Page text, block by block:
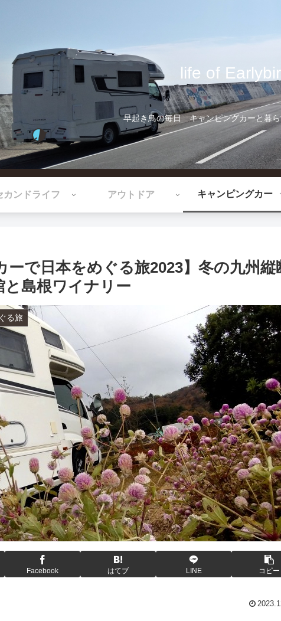
life of
早起き鳥の毎日 キャンピングカーと暮ら
カンドライフ アウトドア キャンピングカー
ーで日本をめぐる旅2023】冬の九州
島根ワイナリー
る旅
Facebook はてブ LINE コピー